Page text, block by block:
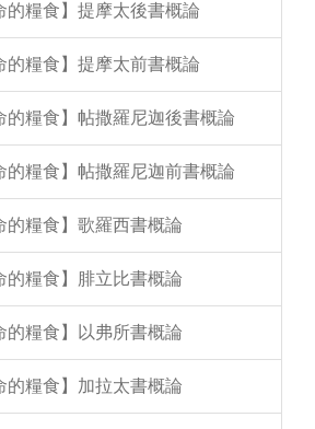
的糧食】提摩太後書概論
的糧食】提摩太前書概論
的糧食】帖撒羅尼迦後書概論
的糧食】帖撒羅尼迦前書概論
的糧食】歌羅西書概論
的糧食】腓立比書概論
的糧食】以弗所書概論
的糧食】加拉太書概論